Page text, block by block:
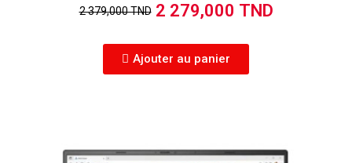
2 379,000 TND 2 279,000 TND
Ajouter au panier